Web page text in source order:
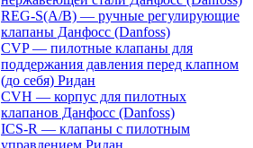
REG-S(A/B) — ручные регулирующие
клапаны Данфосс (Danfoss)
CVP — пилотные клапаны для
поддержания давления перед клапном
(до себя) Ридан
CVH — корпус для пилотных
клапанов Данфосс (Danfoss)
ICS-R — клапаны с пилотным
управлением Ридан